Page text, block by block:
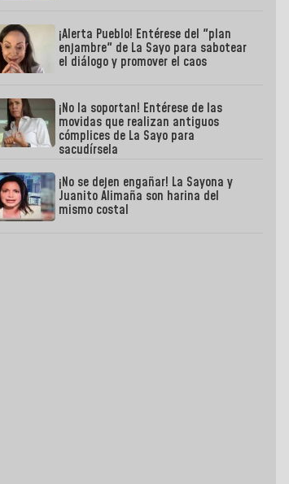
¡Alerta Pueblo! Entérese del "plan
enjambre" de La Sayo para sabotear
el diálogo y promover el caos
¡No la soportan! Entérese de las
movidas que realizan antiguos
cómplices de La Sayo para
sacudírsela
¡No se dejen engañar! La Sayona y
Juanito Alimaña son harina del
mismo costal